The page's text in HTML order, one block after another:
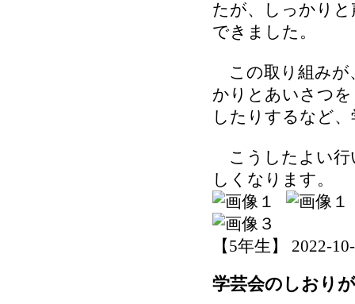
たが、しっかり
できました。
この取り組みが
かりとあいさつ
したりするなど
こうしたよい行
しくなります。
【5年生】 2022-
学芸会のしおり